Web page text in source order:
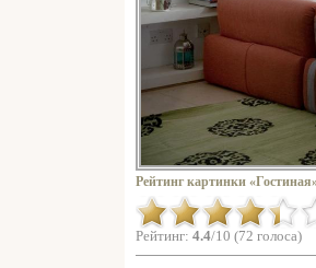
Рейтинг картинки
Рейтинг: 4.4/10 (72 голоса)